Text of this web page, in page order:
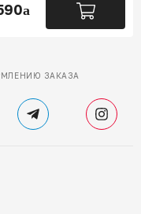
a
ЗАКАЗА